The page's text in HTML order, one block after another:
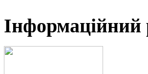
Інформаційний